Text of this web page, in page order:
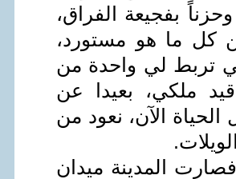
بفجيعة الفراق،
كل ما هو مستورد،
تربط لي واحدة من
ملكي، بعيدا عن
الآن، نعود من
المدينة ميدان